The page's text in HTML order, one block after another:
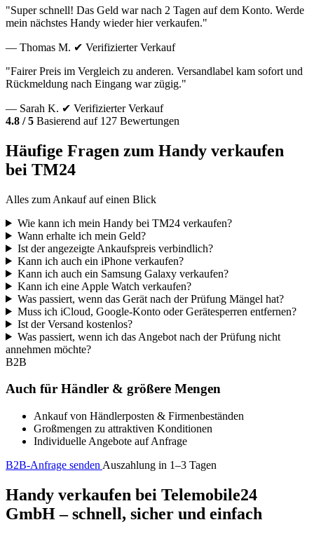
"Super schnell! Das Geld war nach 2 Tagen auf dem Konto. Werde
mein nächstes Handy wieder hier verkaufen."
— Thomas M. ✔ Verifizierter Verkauf
"Fairer Preis im Vergleich zu anderen. Versandlabel kam sofort und
Rückmeldung nach Eingang war zügig."
— Sarah K. ✔ Verifizierter Verkauf
4.8 / 5 Basierend auf 127 Bewertungen
Häufige Fragen zum Handy verkaufen
bei TM24
Alles zum Ankauf auf einen Blick
Wie kann ich mein Handy bei TM24 verkaufen?
Wann erhalte ich mein Geld?
Ist der angezeigte Ankaufspreis verbindlich?
Kann ich auch ein iPhone verkaufen?
Kann ich auch ein Samsung Galaxy verkaufen?
Kann ich eine Apple Watch verkaufen?
Was passiert, wenn das Gerät nach der Prüfung Mängel hat?
Muss ich iCloud, Google-Konto oder Gerätesperren entfernen?
Ist der Versand kostenlos?
Was passiert, wenn ich das Angebot nach der Prüfung nicht
annehmen möchte?
B2B
Auch für Händler & größere Mengen
Ankauf von Händlerposten & Firmenbeständen
Großmengen zu attraktiven Konditionen
Individuelle Angebote auf Anfrage
B2B-Anfrage senden Auszahlung in 1–3 Tagen
Handy verkaufen bei Telemobile24
GmbH – schnell, sicher und einfach